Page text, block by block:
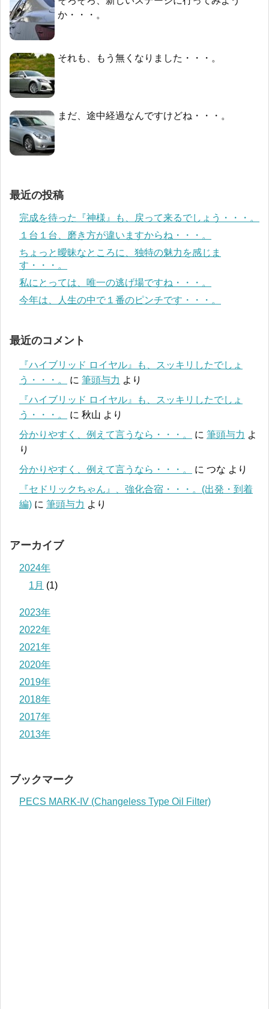
か・・・。
それも、もう無くなりました・・・。
まだ、途中経過なんですけどね・・・。
最近の投稿
完成を待った『神様』も、戻って来るでしょう・・・。
１台１台、磨き方が違いますからね・・・。
ちょっと曖昧なところに、独特の魅力を感じま
す・・・。
私にとっては、唯一の逃げ場ですね・・・。
今年は、人生の中で１番のピンチです・・・。
最近のコメント
『ハイブリッド ロイヤル』も、スッキリしたでしょ
う・・・。
に 筆頭与力 より
『ハイブリッド ロイヤル』も、スッキリしたでしょ
う・・・。
に 秋山 より
分かりやすく、例えて言うなら・・・。
に 筆頭与力 よ
り
分かりやすく、例えて言うなら・・・。
に つな より
『セドリックちゃん』、強化合宿・・・。(出発・到着
編) に 筆頭与力 より
アーカイブ
2024年
1月 (1)
2023年
2022年
2021年
2020年
2019年
2018年
2017年
2013年
ブックマーク
PECS MARK-IV (Changeless Type Oil Filter)